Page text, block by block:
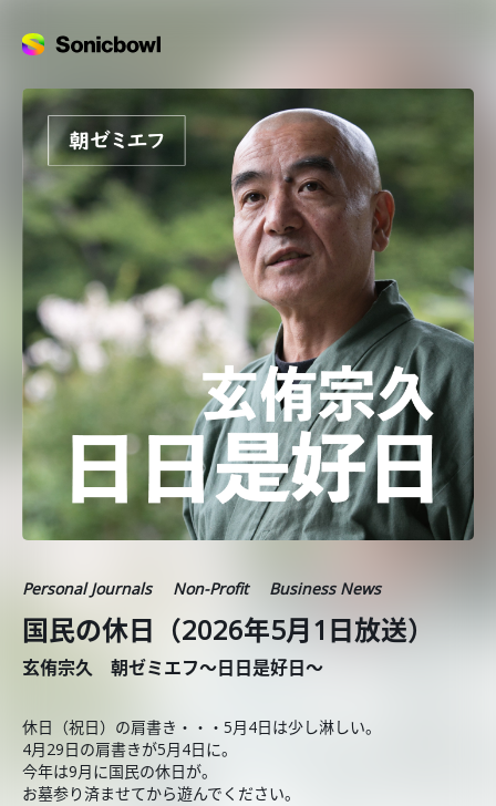
Personal Journals Non-Profit Business News
国民の休日（2026年5月1日放送）
玄侑宗久 朝ゼミエフ～日日是好日～
休日（祝日）の肩書き・・・5月4日は少し淋しい。
4月29日の肩書きが5月4日に。
今年は9月に国民の休日が。
お墓参り済ませてから遊んでください。